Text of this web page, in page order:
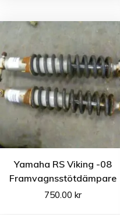
Yamaha RS Viking -08
Framvagnsstötdämpare
750.00kr